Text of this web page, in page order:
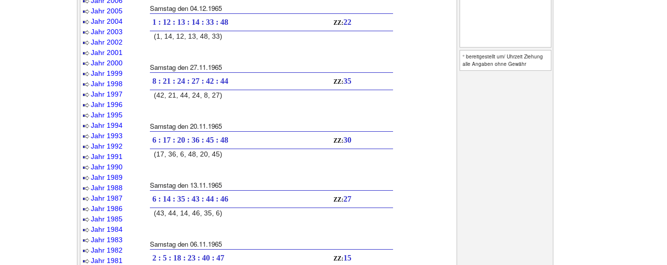
Jahr 2005
Jahr 2004
Jahr 2003
Jahr 2002
Jahr 2001
Jahr 2000
Jahr 1999
Jahr 1998
Jahr 1997
Jahr 1996
Jahr 1995
Jahr 1994
Jahr 1993
Jahr 1992
Jahr 1991
Jahr 1990
Jahr 1989
Jahr 1988
Jahr 1987
Jahr 1986
Jahr 1985
Jahr 1984
Jahr 1983
Jahr 1982
Jahr 1981
Samstag den 04.12.1965
1 : 12 : 13 : 14 : 33 : 48 ZZ:22
(1, 14, 12, 13, 48, 33)
Samstag den 27.11.1965
8 : 21 : 24 : 27 : 42 : 44 ZZ:35
(42, 21, 44, 24, 8, 27)
Samstag den 20.11.1965
6 : 17 : 20 : 36 : 45 : 48 ZZ:30
(17, 36, 6, 48, 20, 45)
Samstag den 13.11.1965
6 : 14 : 35 : 43 : 44 : 46 ZZ:27
(43, 44, 14, 46, 35, 6)
Samstag den 06.11.1965
2 : 5 : 18 : 23 : 40 : 47 ZZ:15
° bereitgestellt um/ Uhrzeit Ziehung
alle Angaben ohne Gewähr